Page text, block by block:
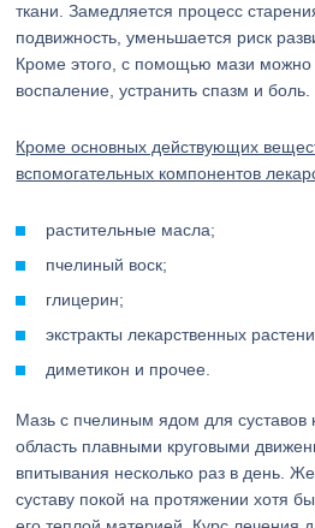
ткани. Замедляется процесс
подвижность, уменьшается риск
Кроме этого, с помощью мази можно
воспаление, устранить спазм и боль.
Кроме основных действующих
вспомогательных компонентов
растительные масла;
пчелиный воск;
глицерин;
экстракты лекарственных
диметикон и прочее.
Мазь с пчелиным ядом для суставов
область плавными круговыми
впитывания несколько раз в день.
суставу покой на протяжении хотя